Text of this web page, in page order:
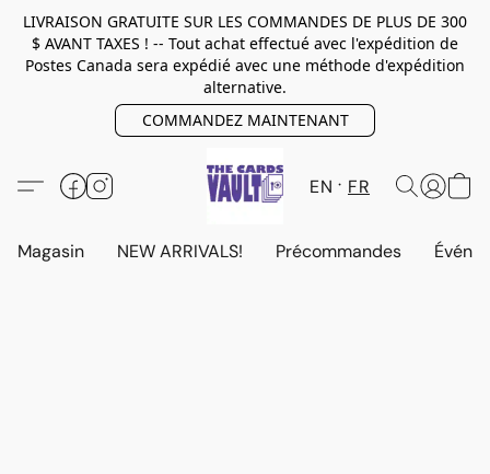
LIVRAISON GRATUITE SUR LES COMMANDES DE PLUS DE 300
$ AVANT TAXES ! -- Tout achat effectué avec l'expédition de
Postes Canada sera expédié avec une méthode d'expédition
alternative.
COMMANDEZ MAINTENANT
EN FR
Magasin NEW ARRIVALS! Précommandes